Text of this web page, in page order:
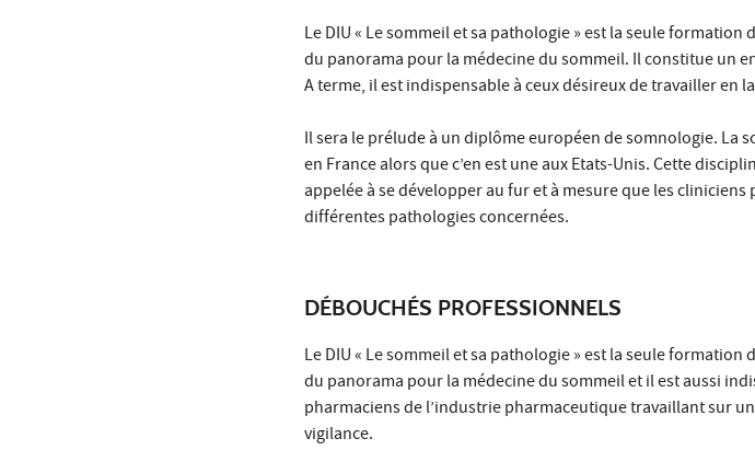
Le DIU « Le sommeil et sa pathologie » est la seule
du panorama pour la médecine du sommeil. Il constitue un
A terme, il est indispensable à ceux désireux de travailler en
Il sera le prélude à un diplôme européen de somnologie. La
en France alors que c’en est une aux Etats-Unis. Cette
appelée à se développer au fur et à mesure que les
différentes pathologies concernées.
DÉBOUCHÉS PROFESSIONNELS
Le DIU « Le sommeil et sa pathologie » est la seule
du panorama pour la médecine du sommeil et il est aussi
pharmaciens de l’industrie pharmaceutique travaillant sur
vigilance.